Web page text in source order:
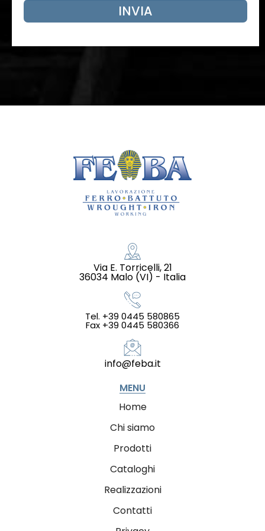
INVIA
Via E. Torricelli, 21
36034 Malo (VI) - Italia
Tel. +39 0445 580865
Fax +39 0445 580366
info@feba.it
MENU
Home
Chi siamo
Prodotti
Cataloghi
Realizzazioni
Contatti